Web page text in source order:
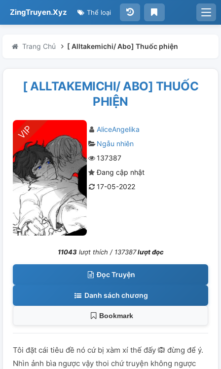
ZingTruyen.Xyz Thể loại
Trang Chủ [ Alltakemichi/ Abo] Thuốc phiện
[ ALLTAKEMICHI/ ABO] THUỐC
PHIỆN
AliceAngelika
Ngẫu nhiên
137387
Đang cập nhật
17-05-2022
11043 lượt thích / 137387lượt đọc
Đọc Truyện
Danh sách chương
Bookmark
Tôi đặt cái tiêu đề nó cứ bị xàm xí thế đấy 🙉 đừng để ý.
Nhìn ảnh bìa ngược vậy thoi chứ truyện không ngược